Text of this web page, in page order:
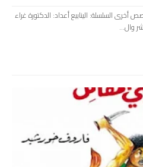
أخرى السلسلة: الينابيع أعداد: الدكتورة غراء
وال...